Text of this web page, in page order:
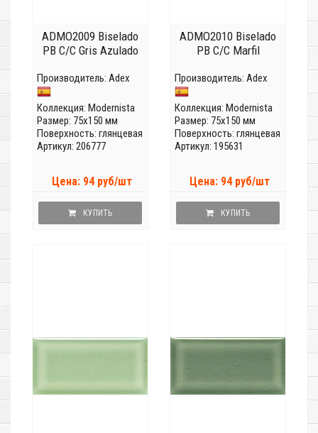
ADMO2009 Biselado
PB C/C Gris Azulado
Производитель: Adex
Коллекция: Modernista
Размер: 75x150 мм
Поверхность: глянцевая
Артикул: 206777
Цена: 94 руб/шт
КУПИТЬ
ADMO2010 Biselado
PB C/C Marfil
Производитель: Adex
Коллекция: Modernista
Размер: 75x150 мм
Поверхность: глянцевая
Артикул: 195631
Цена: 94 руб/шт
КУПИТЬ